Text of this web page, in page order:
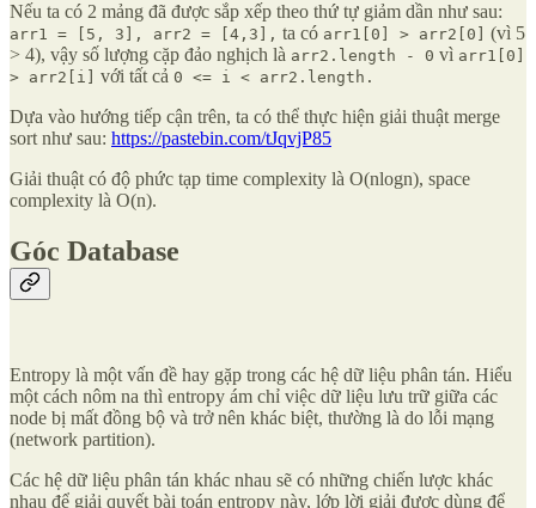
Nếu ta có 2 mảng đã được sắp xếp theo thứ tự giảm dần như sau:
arr1 = [5, 3], arr2 = [4,3], ta có arr1[0] > arr2[0]
(vì 5
> 4), vậy số lượng cặp đảo nghịch là arr2.length - 0 vì arr1[0]
> arr2[i]
với tất cả 0 <= i < arr2.length.
Dựa vào hướng tiếp cận trên, ta có thể thực hiện giải thuật merge
sort như sau: https://pastebin.com/tJqvjP85
Giải thuật có độ phức tạp time complexity là O(nlogn), space
complexity là O(n).
Góc Database
Entropy là một vấn đề hay gặp trong các hệ dữ liệu phân tán. Hiểu
một cách nôm na thì entropy ám chỉ việc dữ liệu lưu trữ giữa các
node bị mất đồng bộ và trở nên khác biệt, thường là do lỗi mạng
(network partition).
Các hệ dữ liệu phân tán khác nhau sẽ có những chiến lược khác
nhau để giải quyết bài toán entropy này, lớp lời giải được dùng để